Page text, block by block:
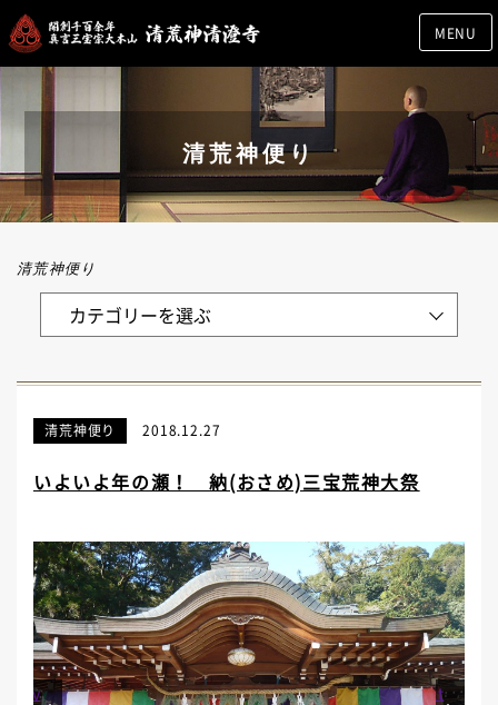
MENU
清荒神便り
清荒神便り
清荒神便り 2018.12.27
いよいよ年の瀬！ 納(おさめ)三宝荒神大祭
Prev Next